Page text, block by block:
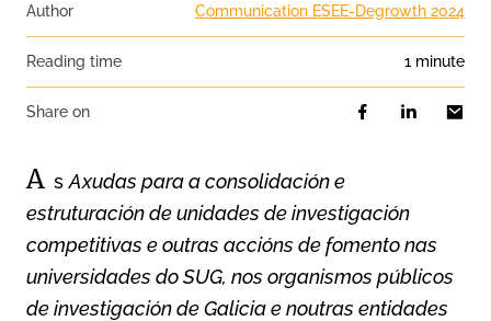
Author Communication ESEE-Degrowth 2024
Reading time 1 minute
Share on
A sAxudas para a consolidación e
estruturación de unidades de investigación
competitivas e outras accións de fomento nas
universidades do SUG, nos organismos públicos
de investigación de Galicia e noutras entidades